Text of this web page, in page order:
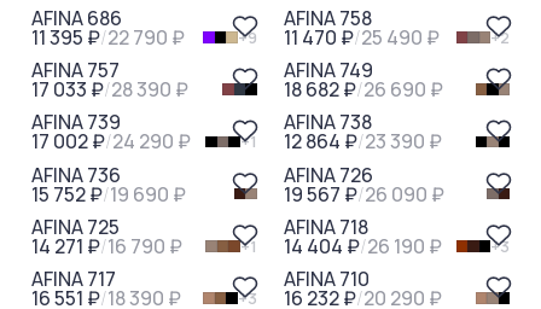
AFINA 686
11 395 ₽/22 790 ₽ +9
AFINA 758
11 470 ₽/25 490 ₽ +2
-40%
AFINA 757
17 033 ₽/28 390 ₽
-30%
AFINA 749
18 682 ₽/26 690 ₽
-30%
AFINA 739
17 002 ₽/24 290 ₽ +1
-45%
AFINA 738
12 864 ₽/23 390 ₽
-20%
AFINA 736
15 752 ₽/19 690 ₽
-25%
AFINA 726
19 567 ₽/26 090 ₽
-15%
AFINA 725
14 271 ₽/16 790 ₽ +1
-45%
AFINA 718
14 404 ₽/26 190 ₽ +3
-10%
AFINA 717
16 551 ₽/18 390 ₽ +3
-20%
AFINA 710
16 232 ₽/20 290 ₽
-50% -45%